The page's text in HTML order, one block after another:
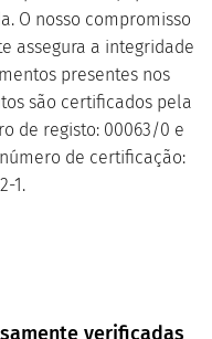
O nosso compromisso
assegura a integridade
presentes nos
são certificados pela
de registo: 00063/0 e
de certificação:
1.
verificadas